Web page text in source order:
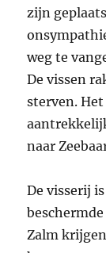
zijn
weg te
De vissen
sterven.
naar
De visserij
Zalm